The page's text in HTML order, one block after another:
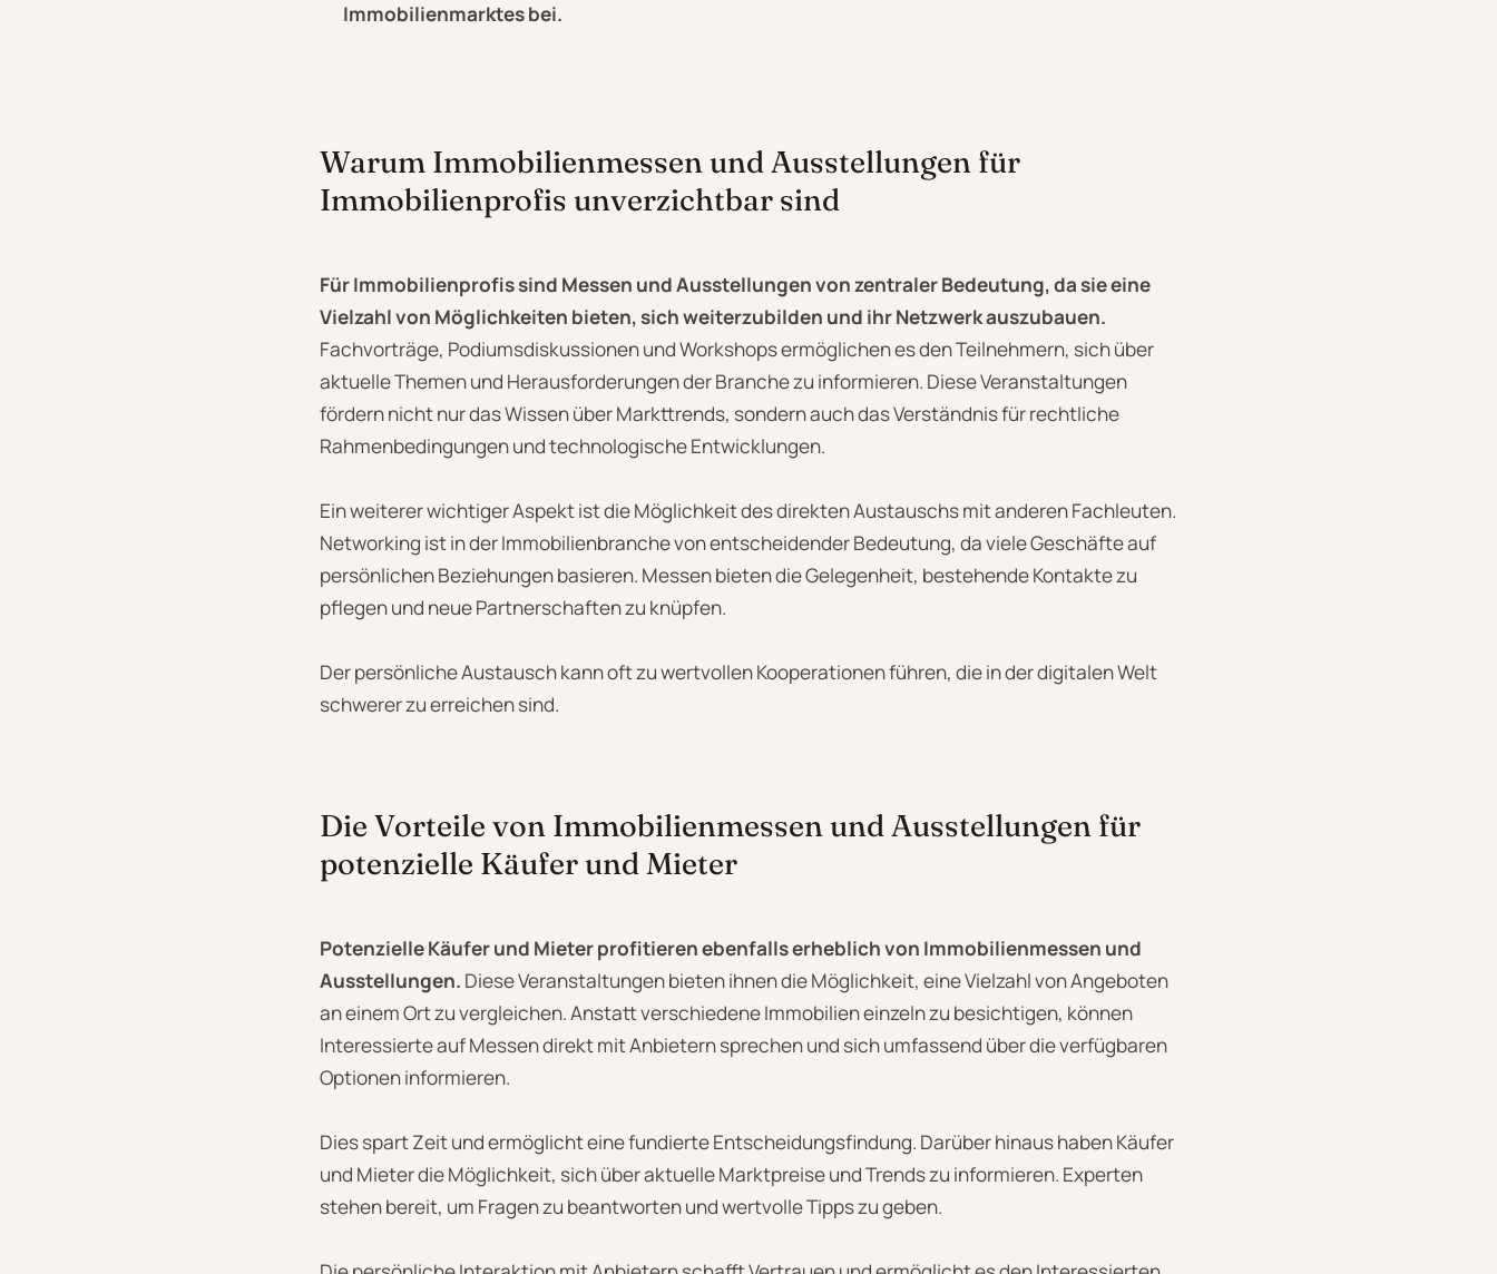
Immobilienmarktes bei.
Warum Immobilienmessen und Ausstellungen für
Immobilienprofis unverzichtbar sind
Für Immobilienprofis sind Messen und Ausstellungen von zentraler Bedeutung, da sie eine
Vielzahl von Möglichkeiten bieten, sich weiterzubilden und ihr Netzwerk auszubauen.
Fachvorträge, Podiumsdiskussionen und Workshops ermöglichen es den Teilnehmern, sich über
aktuelle Themen und Herausforderungen der Branche zu informieren. Diese Veranstaltungen
fördern nicht nur das Wissen über Markttrends, sondern auch das Verständnis für rechtliche
Rahmenbedingungen und technologische Entwicklungen.
Ein weiterer wichtiger Aspekt ist die Möglichkeit des direkten Austauschs mit anderen Fachleuten.
Networking ist in der Immobilienbranche von entscheidender Bedeutung, da viele Geschäfte auf
persönlichen Beziehungen basieren. Messen bieten die Gelegenheit, bestehende Kontakte zu
pflegen und neue Partnerschaften zu knüpfen.
Der persönliche Austausch kann oft zu wertvollen Kooperationen führen, die in der digitalen Welt
schwerer zu erreichen sind.
Die Vorteile von Immobilienmessen und Ausstellungen für
potenzielle Käufer und Mieter
Potenzielle Käufer und Mieter profitieren ebenfalls erheblich von Immobilienmessen und
Ausstellungen. Diese Veranstaltungen bieten ihnen die Möglichkeit, eine Vielzahl von Angeboten
an einem Ort zu vergleichen. Anstatt verschiedene Immobilien einzeln zu besichtigen, können
Interessierte auf Messen direkt mit Anbietern sprechen und sich umfassend über die verfügbaren
Optionen informieren.
Dies spart Zeit und ermöglicht eine fundierte Entscheidungsfindung. Darüber hinaus haben Käufer
und Mieter die Möglichkeit, sich über aktuelle Marktpreise und Trends zu informieren. Experten
stehen bereit, um Fragen zu beantworten und wertvolle Tipps zu geben.